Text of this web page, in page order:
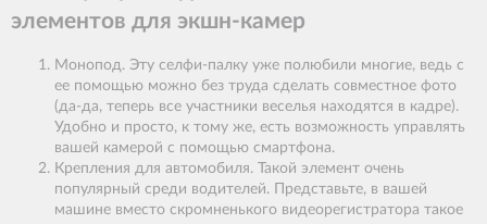
элементов для экшн-камер
Монопод. Эту селфи-палку уже полюбили многие, ведь с
ее помощью можно без труда сделать совместное фото
(да-да, теперь все участники веселья находятся в кадре).
Удобно и просто, к тому же, есть возможность управлять
вашей камерой с помощью смартфона.
Крепления для автомобиля. Такой элемент очень
популярный среди водителей. Представьте, в вашей
машине вместо скромненького видеорегистратора такое